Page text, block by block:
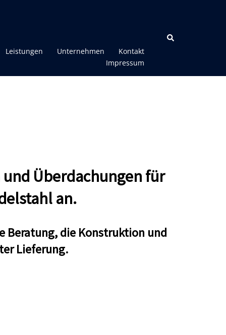
Leistungen Unternehmen
Kontakt
Impressum
Überdachungen für
an.
Beratung, die Konstruktion und
Lieferung.